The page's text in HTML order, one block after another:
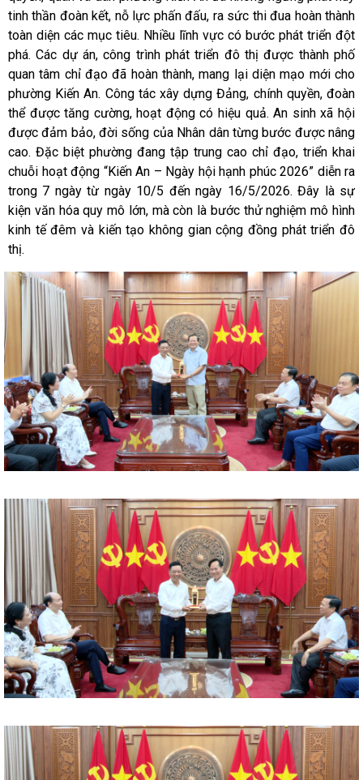
tinh thần đoàn kết, nỗ lực phấn đấu, ra sức thi đua hoàn thành
toàn diện các mục tiêu. Nhiều lĩnh vực có bước phát triển đột
phá. Các dự án, công trình phát triển đô thị được thành phố
quan tâm chỉ đạo đã hoàn thành, mang lại diện mạo mới cho
phường Kiến An. Công tác xây dựng Đảng, chính quyền, đoàn
thể được tăng cường, hoạt động có hiệu quả. An sinh xã hội
được đảm bảo, đời sống của Nhân dân từng bước được nâng
cao. Đặc biệt phường đang tập trung cao chỉ đạo, triển khai
chuỗi hoạt động “Kiến An – Ngày hội hạnh phúc 2026” diễn ra
trong 7 ngày từ ngày 10/5 đến ngày 16/5/2026. Đây là sự
kiện văn hóa quy mô lớn, mà còn là bước thử nghiệm mô hình
kinh tế đêm và kiến tạo không gian cộng đồng phát triển đô
thị.